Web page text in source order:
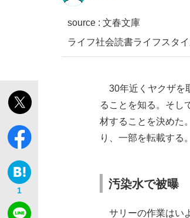
「目標達成できなかっ
source : 文春文庫
ライフ社会読書ライフスタ
1
30年近くヤクザを
ることを知る。そし
材することを決めた
り、一部を転載する
汚染水で被曝
サリーの作業はい